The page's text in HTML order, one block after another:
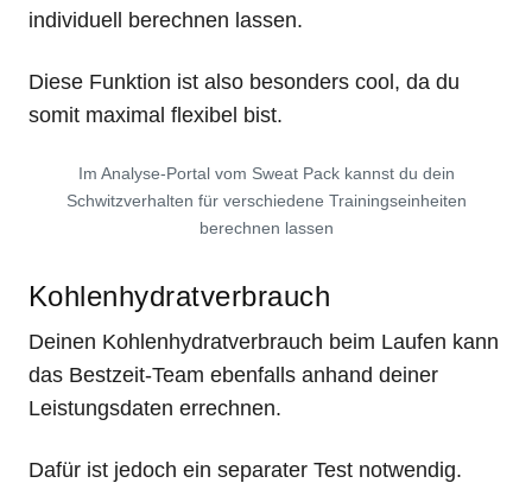
individuell berechnen lassen.
Diese Funktion ist also besonders cool, da du
somit maximal flexibel bist.
Im Analyse-Portal vom Sweat Pack kannst du dein
Schwitzverhalten für verschiedene Trainingseinheiten
berechnen lassen
Kohlenhydratverbrauch
Deinen Kohlenhydratverbrauch beim Laufen kann
das Bestzeit-Team ebenfalls anhand deiner
Leistungsdaten errechnen.
Dafür ist jedoch ein separater Test notwendig.